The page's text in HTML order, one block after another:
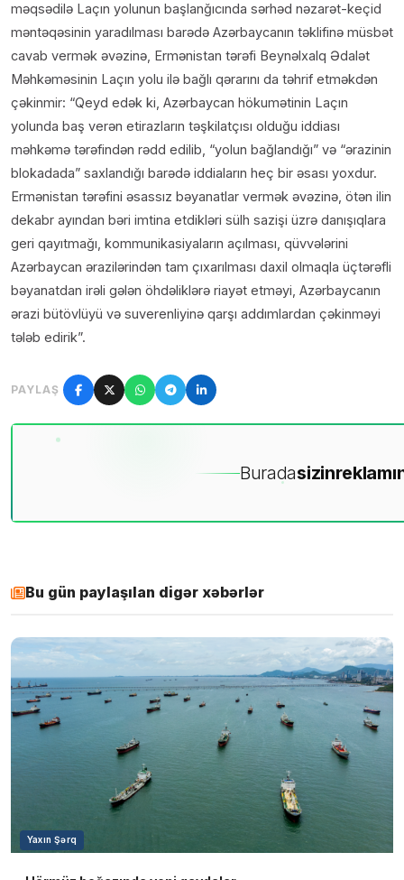
məqsədilə Laçın yolunun başlanğıcında sərhəd nəzarət-keçid
məntəqəsinin yaradılması barədə Azərbaycanın təklifinə müsbət
cavab vermək əvəzinə, Ermənistan tərəfi Beynəlxalq Ədalət
Məhkəməsinin Laçın yolu ilə bağlı qərarını da təhrif etməkdən
çəkinmir: “Qeyd edək ki, Azərbaycan hökumətinin Laçın
yolunda baş verən etirazların təşkilatçısı olduğu iddiası
məhkəmə tərəfindən rədd edilib, “yolun bağlandığı” və “ərazinin
blokadada” saxlandığı barədə iddiaların heç bir əsası yoxdur.
Ermənistan tərəfini əsassız bəyanatlar vermək əvəzinə, ötən ilin
dekabr ayından bəri imtina etdikləri sülh sazişi üzrə danışıqlara
geri qayıtmağı, kommunikasiyaların açılması, qüvvələrini
Azərbaycan ərazilərindən tam çıxarılması daxil olmaqla üçtərəfli
bəyanatdan irəli gələn öhdəliklərə riayət etməyi, Azərbaycanın
ərazi bütövlüyü və suverenliyinə qarşı addımlardan çəkinməyi
tələb edirik”.
PAYLAŞ
Buradasizin
Bu gün paylaşılan digər xəbərlər
Yaxın Şərq